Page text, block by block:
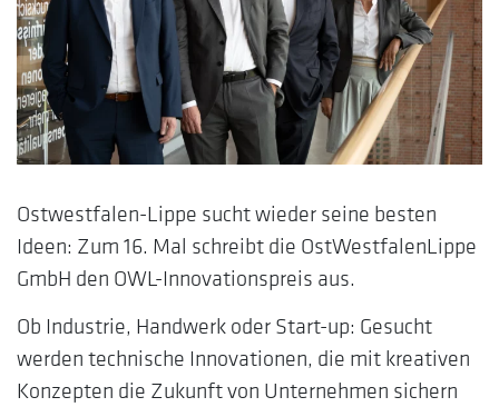
Ostwestfalen-Lippe sucht wieder seine besten
Ideen: Zum 16. Mal schreibt die OstWestfalenLippe
GmbH den OWL-Innovationspreis aus.
Ob Industrie, Handwerk oder Start-up: Gesucht
werden technische Innovationen, die mit kreativen
Konzepten die Zukunft von Unternehmen sichern